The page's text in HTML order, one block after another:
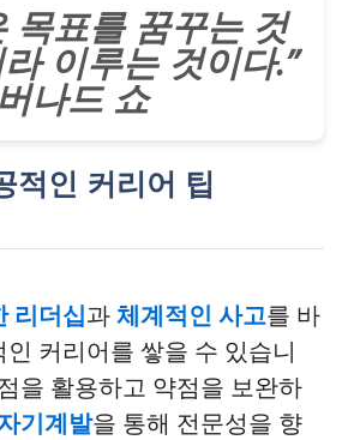
목표를 꿈꾸는 것
이루는 것이다.”
나드 쇼
적인 커리어 팁
리더십과체계적인 사고를 바
커리어를 쌓을 수 있습니
을 활용하고 약점을 보완하
기계발을 통해 전문성을 향